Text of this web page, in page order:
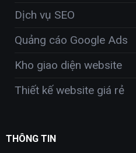
Dịch vụ SEO
Quảng cáo Google Ads
Kho giao diện website
Thiết kế website giá rẻ
THÔNG TIN